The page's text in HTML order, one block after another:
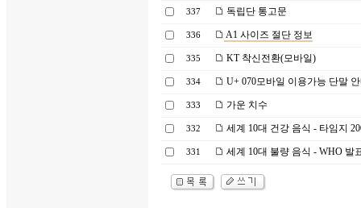
337 독립단 통고문
336 A1 사이즈 절단 정보
335 KT 착신전환(모바일)
334 U+ 070모바일 이용가능 단말
333 가운 치수
332 세계 10대 건강 음식 - 타임지
331 세계 10대 불량 음식 - WHO 발